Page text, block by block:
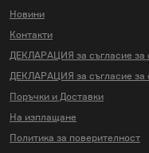
Новини
Контакти
ДЕКЛАРАЦИЯ за съгласие за
ДЕКЛАРАЦИЯ за съгласие за
Поръчки и Доставки
На изплащане
Политика за поверителност